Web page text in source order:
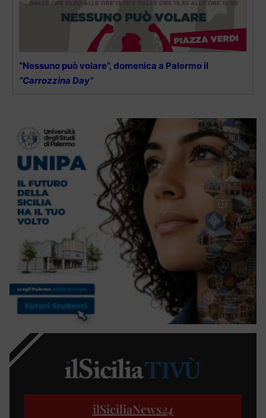
“Nessuno può volare”, domenica a Palermo il
“Carrozzina Day”
ilSiciliaNews24